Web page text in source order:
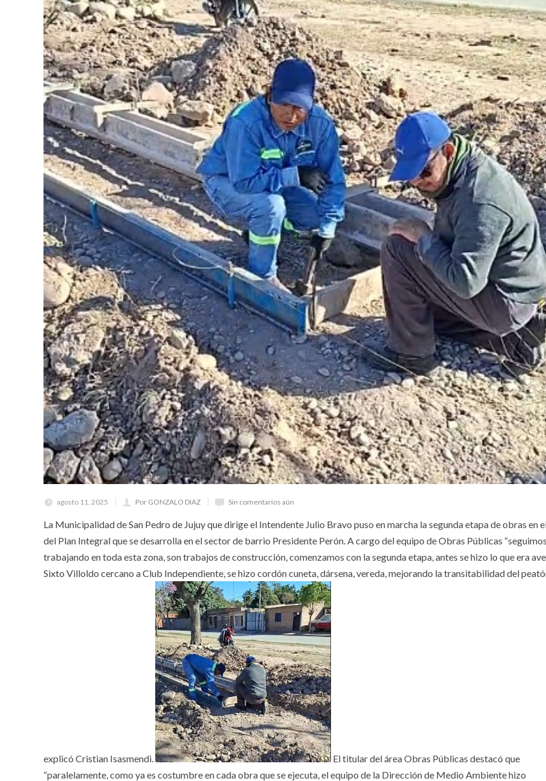
agosto 11, 2025 Por GONZALO DIAZ Sin comentarios aún
La Municipalidad de San Pedro de Jujuy que dirige el Intendente Julio Bravo puso en marcha la segunda etapa de obras en
del Plan Integral que se desarrolla en el sector de barrio Presidente Perón. A cargo del equipo de Obras Públicas “seguimos
trabajando en toda esta zona, son trabajos de construcción, comenzamos con la segunda etapa, antes se hizo lo que era
Sixto Villoldo cercano a Club Independiente, se hizo cordón cuneta, dársena, vereda, mejorando la transitabilidad del
explicó Cristian Isasmendi.
El titular del área Obras Públicas destacó que
“paralelamente, como ya es costumbre en cada obra que se ejecuta, el equipo de la Dirección de Medio Ambiente hizo